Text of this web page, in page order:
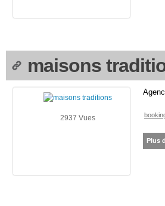
maisons
2937 Vues
Plus